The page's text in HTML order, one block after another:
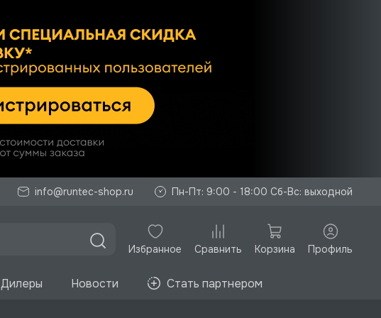
info@runtec-shop.ru Пн-Пт: 9:00 - 18:00 Сб-Вс: выходной
Избранное Сравнить Корзина Профиль
Дилеры Новости Стать партнером